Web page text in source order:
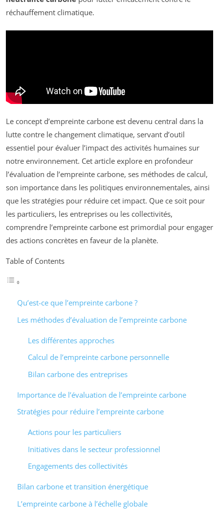
réchauffement climatique.
Le concept d’empreinte carbone est devenu central dans la
lutte contre le changement climatique, servant d’outil
essentiel pour évaluer l’impact des activités humaines sur
notre environnement. Cet article explore en profondeur
l’évaluation de l’empreinte carbone, ses méthodes de calcul,
son importance dans les politiques environnementales, ainsi
que les stratégies pour réduire cet impact. Que ce soit pour
les particuliers, les entreprises ou les collectivités,
comprendre l’empreinte carbone est primordial pour engager
des actions concrètes en faveur de la planète.
Table of Contents
Qu’est-ce que l’empreinte carbone ?
Les méthodes d’évaluation de l’empreinte carbone
Les différentes approches
Calcul de l’empreinte carbone personnelle
Bilan carbone des entreprises
Importance de l’évaluation de l’empreinte carbone
Stratégies pour réduire l’empreinte carbone
Actions pour les particuliers
Initiatives dans le secteur professionnel
Engagements des collectivités
Bilan carbone et transition énergétique
L’empreinte carbone à l’échelle globale